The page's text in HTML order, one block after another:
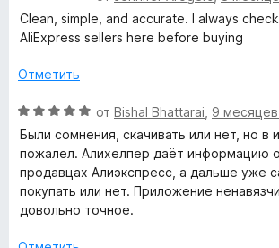
E
x
p
r
e
н
а
и
5
ц
е
е
о
н
5
Clean, simple, and accurate. I always
AliExpress sellers here before buying
Отметить
О
ц
е
н
е
н
н
от Bishal Bhattarai 9 месяцев
Были сомнения, скачивать или нет, но в
пожалел. Алихелпер даёт информацию
продавцах Алиэкспресс, а дальше уже
покупать или нет. Приложение
довольно точное.